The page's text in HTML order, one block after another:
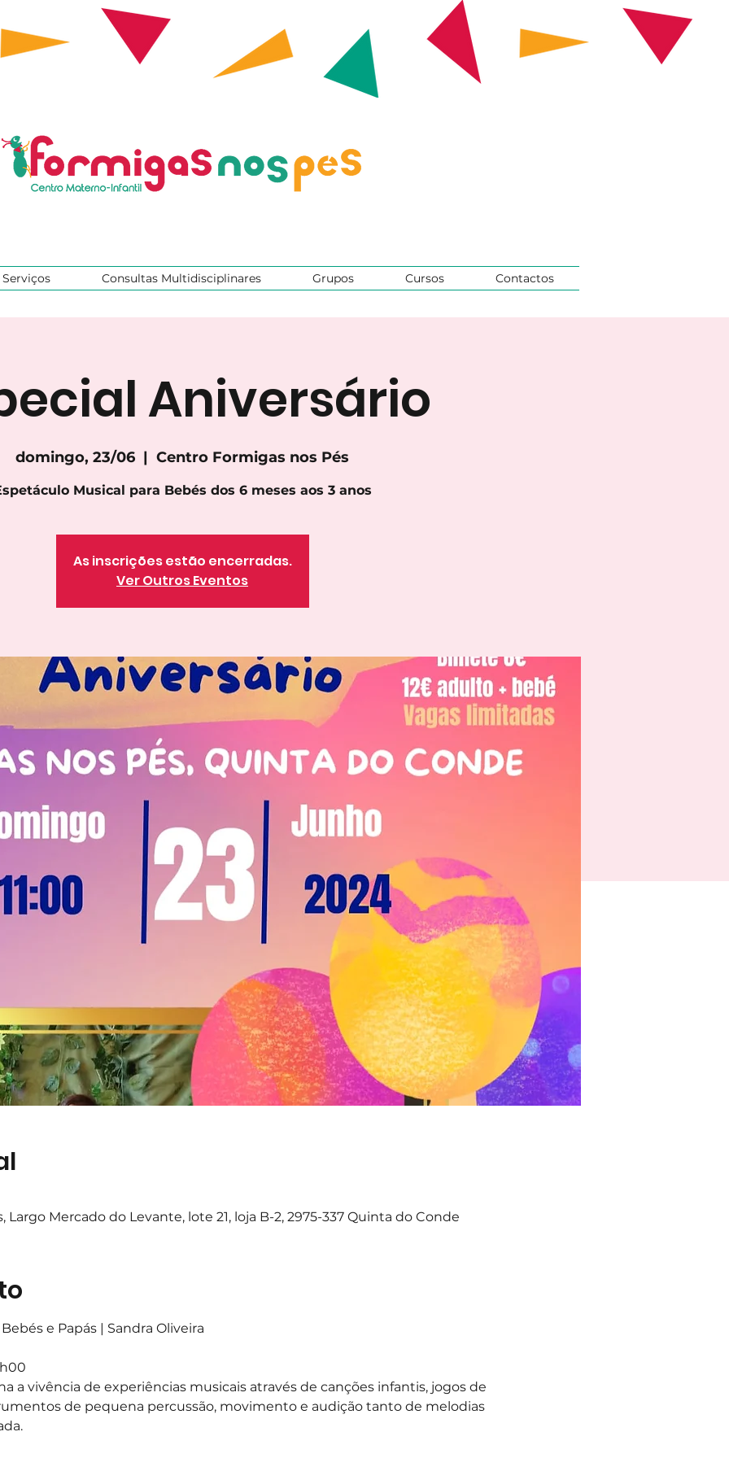
Serviços Consultas Multidisciplinares Grupos Cursos Contactos
Aniversário
domingo, 23/06
  |
Centro Formigas nos Pés
Musical para Bebés dos 6 meses aos 3 anos
As inscrições estão encerradas.
Ver Outros Eventos
Largo Mercado do Levante, lote 21, loja B-2, 2975-337 Quinta do Conde
e Papás | Sandra Oliveira
a vivência de experiências musicais através de canções infantis, jogos de
de pequena percussão, movimento e audição tanto de melodias